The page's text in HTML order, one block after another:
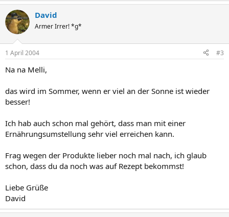
David
Armer Irrer! *g*
1 April 2004 #3
Na na Melli,
das wird im Sommer, wenn er viel an der Sonne ist wieder
besser!
Ich hab auch schon mal gehört, dass man mit einer
Ernährungsumstellung sehr viel erreichen kann.
Frag wegen der Produkte lieber noch mal nach, ich glaub
schon, dass du da noch was auf Rezept bekommst!
Liebe Grüße
David